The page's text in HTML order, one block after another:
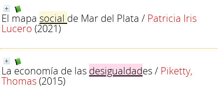
El mapa social de Mar del Plata / Patricia Iris
Lucero (2021)
La economía de las desigualdades/ Piketty,
Thomas(2015)